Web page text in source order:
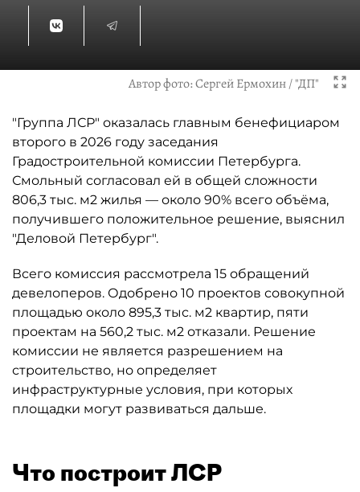
Автор фото:Сергей Ермохин / "ДП"
"Группа ЛСР" оказалась главным бенефициаром
второго в 2026 году заседания
Градостроительной комиссии Петербурга.
Смольный согласовал ей в общей сложности
806,3 тыс. м2 жилья — около 90% всего объёма,
получившего положительное решение, выяснил
"Деловой Петербург".
Всего комиссия рассмотрела 15 обращений
девелоперов. Одобрено 10 проектов совокупной
площадью около 895,3 тыс. м2 квартир, пяти
проектам на 560,2 тыс. м2 отказали. Решение
комиссии не является разрешением на
строительство, но определяет
инфраструктурные условия, при которых
площадки могут развиваться дальше.
Что построит ЛСР